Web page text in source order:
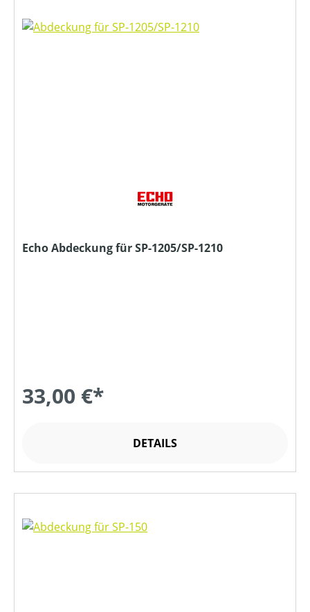
Echo Abdeckung für SP-1205/SP-1210
33,00 €*
DETAILS